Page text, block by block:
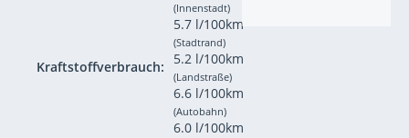
Kraftstoffverbrauch:
(Innenstadt)
5.7 l/100km
(Stadtrand)
5.2 l/100km
(Landstraße)
6.6 l/100km
(Autobahn)
6.0 l/100km